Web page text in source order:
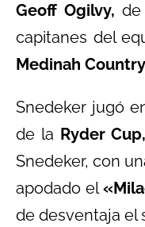
Geoff Ogilvy,
capitanes del
Medinah
Snedeker jugó
de la Ryder
Snedeker, con
apodado el
de desventaja el